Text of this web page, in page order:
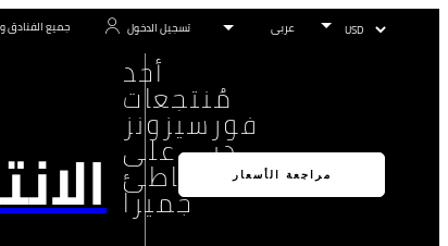
جميع الفنادق تسجيل الدخول
أحد
مُنتجعات
فورسيزونز
دبي على
شاطئ
جميرا
مراجعة الأسعار